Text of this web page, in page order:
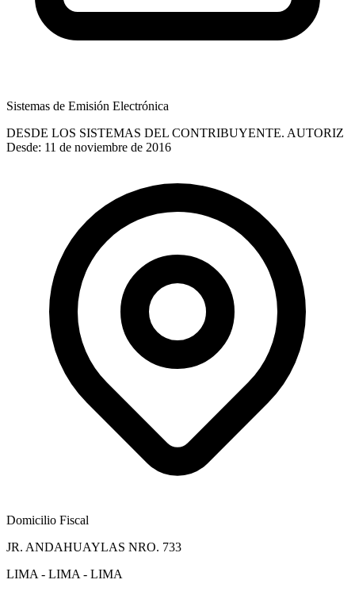
Sistemas de Emisión Electrónica
DESDE LOS SISTEMAS DEL CONTRIBUYENTE. AUTORIZ
Desde: 11 de noviembre de 2016
Domicilio Fiscal
JR. ANDAHUAYLAS NRO. 733
LIMA - LIMA - LIMA